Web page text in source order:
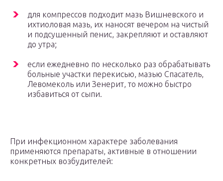
для компрессов подходит мазь Вишневского и
ихтиоловая мазь, их наносят вечером на чистый
и подсушенный пенис, закрепляют и оставляют
до утра;
если ежедневно по несколько раз обрабатывать
больные участки перекисью, мазью Спасатель,
Левомеколь или Зенерит, то можно быстро
избавиться от сыпи.
При инфекционном характере заболевания
применяются препараты, активные в отношении
конкретных возбудителей: